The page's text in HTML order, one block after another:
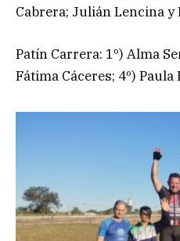
Cabrera; Julián Lencina y
Patín Carrera: 1º) Alma
Fátima Cáceres; 4º) Paula